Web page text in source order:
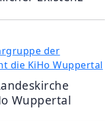
Wuppertal